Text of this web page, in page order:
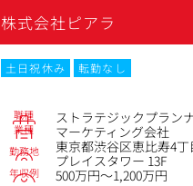
株式会社ピアラ
土日祝休み
転勤なし
職種 ストラテジックプラン
業種 マーケティング会社
勤務地
東京都渋谷区恵比寿4
プレイスタワー 13F
年収例
500万円～1,200万円